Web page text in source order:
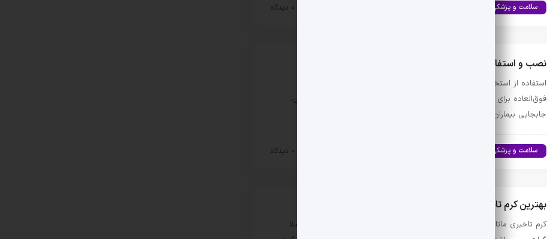
سلامت و پزشکی 0 دیدگاه
نصب و استفاده از بالابر بیمار در استخرهای خانگی
استفاده از استخرهای خانگی برای بیماران نیازمند مراقبت ویژه، یک امکان
فوق‌العاده برای بهبود کیفیت زندگی و افزایش سرعت درمان است. با این حال،
جابجایی بیماران به داخل و خارج از استخر …
سلامت و پزشکی 0 دیدگاه
بهترین کرم تاخیری گیاهی
کرم تاخیری ماتادور جدیدترین کرم تاخیری تولید شده برای آقایان است، که کاملا